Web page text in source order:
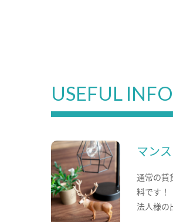
USEFUL
マン
通常の賃
料です！
法人様の